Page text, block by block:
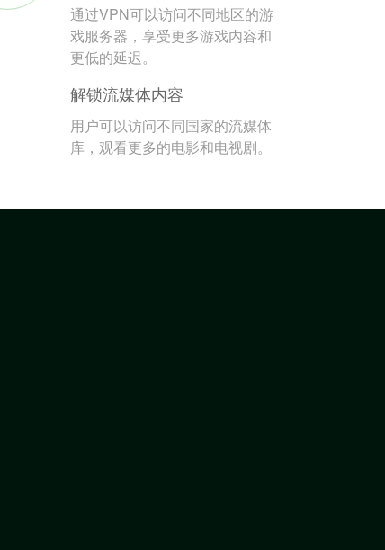
通过VPN可以访问不同地区的游
戏服务器，享受更多游戏内容和
更低的延迟。
解锁流媒体内容
用户可以访问不同国家的流媒体
库，观看更多的电影和电视剧。